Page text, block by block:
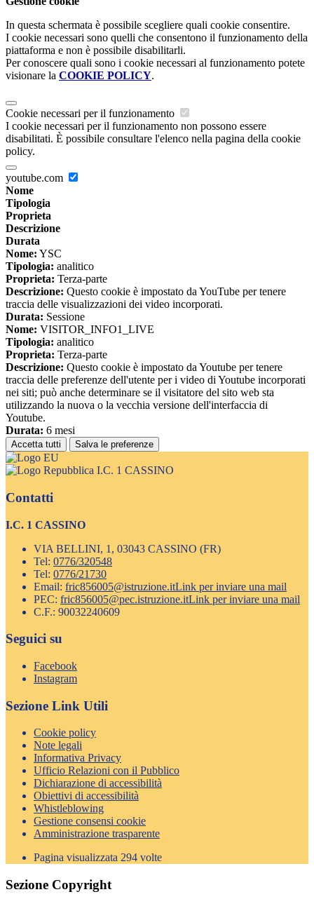
In questa schermata è possibile scegliere quali cookie consentire.
I cookie necessari sono quelli che consentono il funzionamento della
piattaforma e non è possibile disabilitarli.
Per conoscere quali sono i cookie necessari al funzionamento potete
visionare la COOKIE POLICY.
Cookie necessari per il funzionamento
I cookie necessari per il funzionamento non possono essere
disabilitati. È possibile consultare l'elenco nella pagina della cookie
policy.
youtube.com
Nome
Tipologia
Proprieta
Descrizione
Durata
Nome: YSC
Tipologia: analitico
Proprieta: Terza-parte
Descrizione: Questo cookie è impostato da YouTube per tenere
traccia delle visualizzazioni dei video incorporati.
Durata: Sessione
Nome: VISITOR_INFO1_LIVE
Tipologia: analitico
Proprieta: Terza-parte
Descrizione: Questo cookie è impostato da Youtube per tenere
traccia delle preferenze dell'utente per i video di Youtube incorporati
nei siti; può anche determinare se il visitatore del sito web sta
utilizzando la nuova o la vecchia versione dell'interfaccia di
Youtube.
Durata: 6 mesi
Accetta tutti Salva le preferenze
I.C. 1 CASSINO
Contatti
I.C. 1 CASSINO
VIA BELLINI, 1, 03043 CASSINO (FR)
Tel: 0776/320548
Tel: 0776/21730
Email: fric856005@istruzione.itLink per inviare una mail
PEC: fric856005@pec.istruzione.itLink per inviare una mail
C.F.: 90032240609
Seguici su
Facebook
Instagram
Sezione Link Utili
Cookie policy
Note legali
Informativa Privacy
Ufficio Relazioni con il Pubblico
Dichiarazione di accessibilità
Obiettivi di accessibilità
Whistleblowing
Gestione consensi cookie
Amministrazione trasparente
Pagina visualizzata 294 volte
Sezione Copyright